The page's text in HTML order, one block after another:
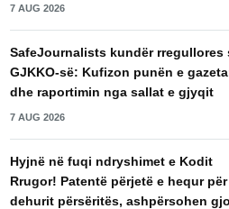
7 AUG 2026
SafeJournalists kundër rregullores
GJKKO-së: Kufizon punën e
dhe raportimin nga sallat e gjyqit
7 AUG 2026
Hyjnë në fuqi ndryshimet e Kodit
Rrugor! Patentë përjetë e hequr
dehurit përsëritës, ashpërsohen